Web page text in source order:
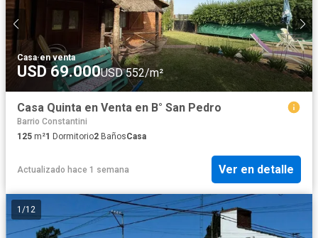
Casa·en venta
USD 69.000USD 552/m²
Casa Quinta en Venta en B° San Pedro
Barrio Constantini
125 m²1 Dormitorio2 BañosCasa
Actualizado hace 1 semana Ver en detalle
1 /12